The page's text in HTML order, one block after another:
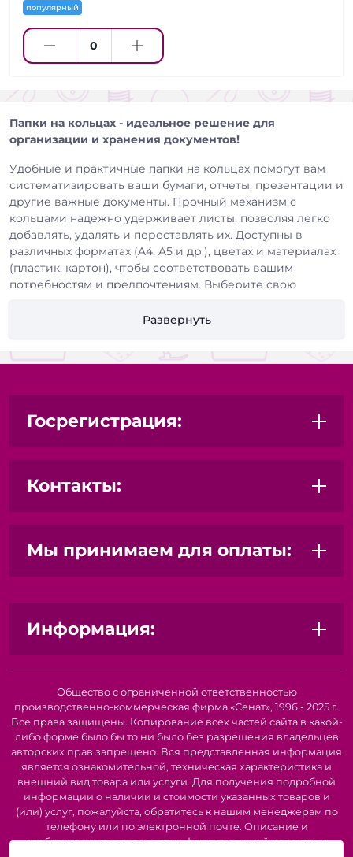
популярный
Папки на кольцах - идеальное решение для
организации и хранения документов!
Удобные и практичные папки на кольцах помогут вам
систематизировать ваши бумаги, отчеты, презентации и
другие важные документы. Прочный механизм с
кольцами надежно удерживает листы, позволяя легко
добавлять, удалять и переставлять их. Доступны в
различных форматах (A4, A5 и др.), цветах и материалах
(пластик, картон), чтобы соответствовать вашим
потребностям и предпочтениям. Выберите свою
Удобство использования
Развернуть
Госрегистрация:
Контакты:
Мы принимаем для оплаты:
Информация:
Общество с ограниченной ответственностью
производственно-коммерческая фирма «Сенат», 1996 - 2025 г.
Все права защищены. Копирование всех частей сайта в какой-
либо форме было бы то ни было без разрешения владельцев
авторских прав запрещено. Вся представленная информация
является ознакомительной, техническая характеристика и
внешний вид товара или услуги. Для получения подробной
информации о наличии и стоимости указанных товаров и
(или) услуг, пожалуйста, обратитесь к нашим менеджерам по
телефону или по электронной почте. Описание и
изображение товара носят информационный характер и